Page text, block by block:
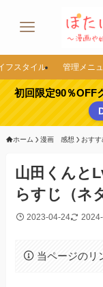
フスタイル 管理メニ
初回限定90％OFF
ホーム 漫画 感想 おす
山田くんと
らすじ（ネ
2023-04-24
当ページのリ